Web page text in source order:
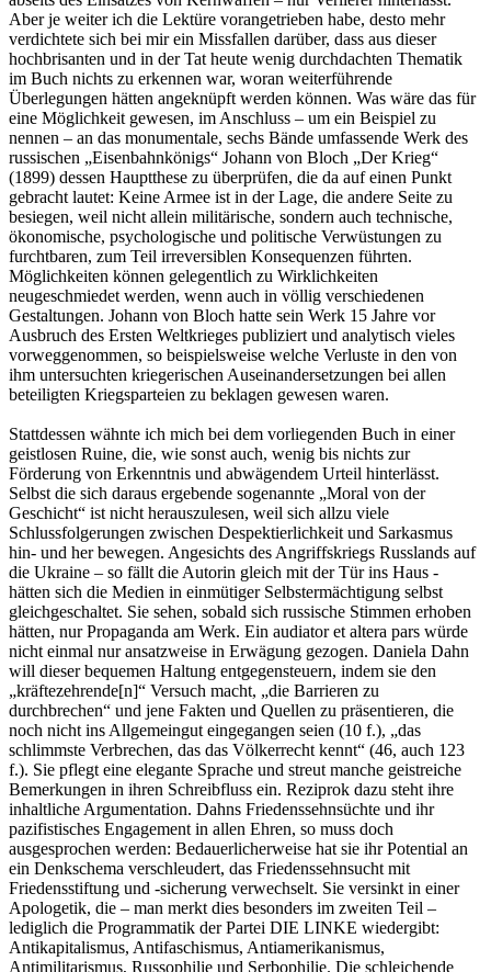
Aber je weiter ich die Lektüre vorangetrieben habe, desto mehr
verdichtete sich bei mir ein Missfallen darüber, dass aus dieser
hochbrisanten und in der Tat heute wenig durchdachten Thematik
im Buch nichts zu erkennen war, woran weiterführende
Überlegungen hätten angeknüpft werden können. Was wäre das für
eine Möglichkeit gewesen, im Anschluss – um ein Beispiel zu
nennen – an das monumentale, sechs Bände umfassende Werk des
russischen „Eisenbahnkönigs“ Johann von Bloch „Der Krieg“
(1899) dessen Hauptthese zu überprüfen, die da auf einen Punkt
gebracht lautet: Keine Armee ist in der Lage, die andere Seite zu
besiegen, weil nicht allein militärische, sondern auch technische,
ökonomische, psychologische und politische Verwüstungen zu
furchtbaren, zum Teil irreversiblen Konsequenzen führten.
Möglichkeiten können gelegentlich zu Wirklichkeiten
neugeschmiedet werden, wenn auch in völlig verschiedenen
Gestaltungen. Johann von Bloch hatte sein Werk 15 Jahre vor
Ausbruch des Ersten Weltkrieges publiziert und analytisch vieles
vorweggenommen, so beispielsweise welche Verluste in den von
ihm untersuchten kriegerischen Auseinandersetzungen bei allen
beteiligten Kriegsparteien zu beklagen gewesen waren.
Stattdessen wähnte ich mich bei dem vorliegenden Buch in einer
geistlosen Ruine, die, wie sonst auch, wenig bis nichts zur
Förderung von Erkenntnis und abwägendem Urteil hinterlässt.
Selbst die sich daraus ergebende sogenannte „Moral von der
Geschicht“ ist nicht herauszulesen, weil sich allzu viele
Schlussfolgerungen zwischen Despektierlichkeit und Sarkasmus
hin- und her bewegen. Angesichts des Angriffskriegs Russlands auf
die Ukraine – so fällt die Autorin gleich mit der Tür ins Haus -
hätten sich die Medien in einmütiger Selbstermächtigung selbst
gleichgeschaltet. Sie sehen, sobald sich russische Stimmen erhoben
hätten, nur Propaganda am Werk. Ein audiator et altera pars würde
nicht einmal nur ansatzweise in Erwägung gezogen. Daniela Dahn
will dieser bequemen Haltung entgegensteuern, indem sie den
„kräftezehrende[n]“ Versuch macht, „die Barrieren zu
durchbrechen“ und jene Fakten und Quellen zu präsentieren, die
noch nicht ins Allgemeingut eingegangen seien (10 f.), „das
schlimmste Verbrechen, das das Völkerrecht kennt“ (46, auch 123
f.). Sie pflegt eine elegante Sprache und streut manche geistreiche
Bemerkungen in ihren Schreibfluss ein. Reziprok dazu steht ihre
inhaltliche Argumentation. Dahns Friedenssehnsüchte und ihr
pazifistisches Engagement in allen Ehren, so muss doch
ausgesprochen werden: Bedauerlicherweise hat sie ihr Potential an
ein Denkschema verschleudert, das Friedenssehnsucht mit
Friedensstiftung und -sicherung verwechselt. Sie versinkt in einer
Apologetik, die – man merkt dies besonders im zweiten Teil –
lediglich die Programmatik der Partei DIE LINKE wiedergibt:
Antikapitalismus, Antifaschismus, Antiamerikanismus,
Antimilitarismus, Russophilie und Serbophilie. Die schleichende